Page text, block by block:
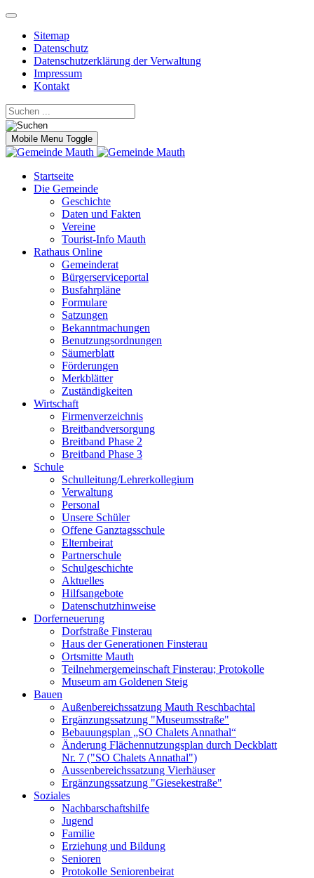
Sitemap
Datenschutz
Datenschutzerklärung der Verwaltung
Impressum
Kontakt
Mobile Menu Toggle
Startseite
Die Gemeinde
Geschichte
Daten und Fakten
Vereine
Tourist-Info Mauth
Rathaus Online
Gemeinderat
Bürgerserviceportal
Busfahrpläne
Formulare
Satzungen
Bekanntmachungen
Benutzungsordnungen
Säumerblatt
Förderungen
Merkblätter
Zuständigkeiten
Wirtschaft
Firmenverzeichnis
Breitbandversorgung
Breitband Phase 2
Breitband Phase 3
Schule
Schulleitung/Lehrerkollegium
Verwaltung
Personal
Unsere Schüler
Offene Ganztagsschule
Elternbeirat
Partnerschule
Schulgeschichte
Aktuelles
Hilfsangebote
Datenschutzhinweise
Dorferneuerung
Dorfstraße Finsterau
Haus der Generationen Finsterau
Ortsmitte Mauth
Teilnehmergemeinschaft Finsterau; Protokolle
Museum am Goldenen Steig
Bauen
Außenbereichssatzung Mauth Reschbachtal
Ergänzungssatzung "Museumsstraße"
Bebauungsplan „SO Chalets Annathal“
Änderung Flächennutzungsplan durch Deckblatt
Nr. 7 ("SO Chalets Annathal")
Aussenbereichssatzung Vierhäuser
Ergänzungssatzung "Giesekestraße"
Soziales
Nachbarschaftshilfe
Jugend
Familie
Erziehung und Bildung
Senioren
Protokolle Seniorenbeirat